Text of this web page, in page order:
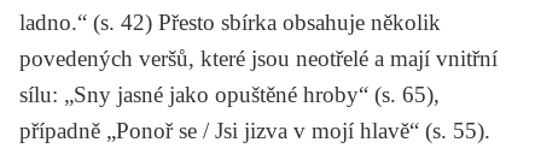
ladno.“ (s. 42) Přesto sbírka obsahuje několik
povedených veršů, které jsou neotřelé a mají vnitřní
sílu: „Sny jasné jako opuštěné hroby“ (s. 65),
případně „Ponoř se / Jsi jizva v mojí hlavě“ (s. 55).